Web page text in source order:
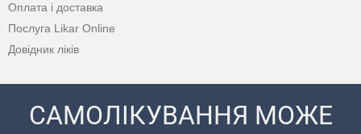
Оплата і доставка
Послуга Likar Online
Довідник ліків
САМОЛІКУВАННЯ МОЖЕ